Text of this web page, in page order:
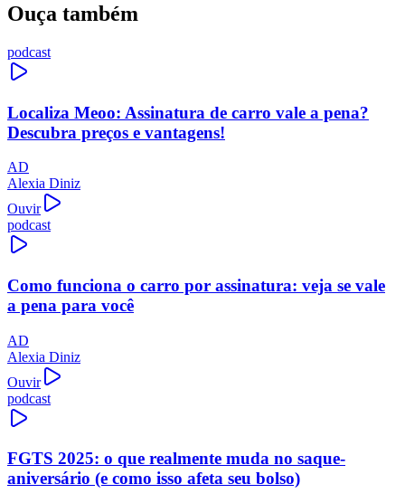
Ouça também
podcast
Localiza Meoo: Assinatura de carro vale a pena?
Descubra preços e vantagens!
AD
Alexia Diniz
Ouvir
podcast
Como funciona o carro por assinatura: veja se vale
a pena para você
AD
Alexia Diniz
Ouvir
podcast
FGTS 2025: o que realmente muda no saque-
aniversário (e como isso afeta seu bolso)